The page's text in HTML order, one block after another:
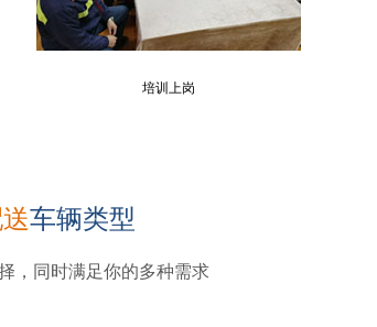
培训上岗
车辆类型
，同时满足你的多种需求